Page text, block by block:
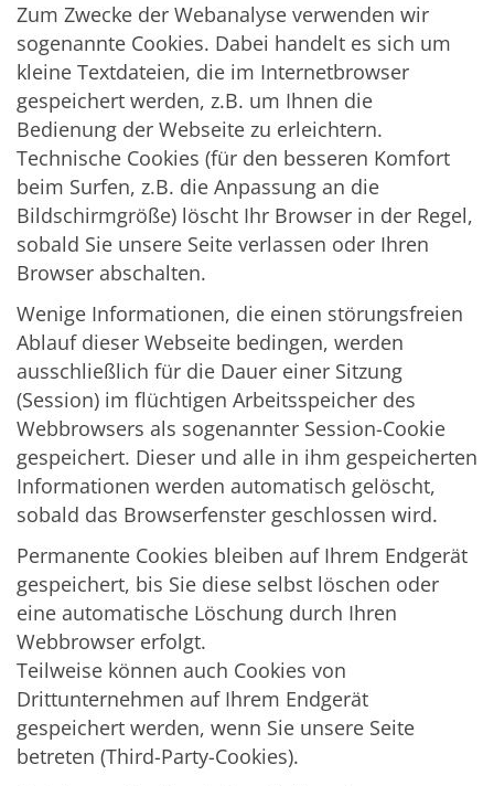
Zum Zwecke der Webanalyse verwenden wir
sogenannte Cookies. Dabei handelt es sich um
kleine Textdateien, die im Internetbrowser
gespeichert werden, z.B. um Ihnen die
Bedienung der Webseite zu erleichtern.
Technische Cookies (für den besseren Komfort
beim Surfen, z.B. die Anpassung an die
Bildschirmgröße) löscht Ihr Browser in der Regel,
sobald Sie unsere Seite verlassen oder Ihren
Browser abschalten.
Wenige Informationen, die einen störungsfreien
Ablauf dieser Webseite bedingen, werden
ausschließlich für die Dauer einer Sitzung
(Session) im flüchtigen Arbeitsspeicher des
Webbrowsers als sogenannter Session-Cookie
gespeichert. Dieser und alle in ihm gespeicherten
Informationen werden automatisch gelöscht,
sobald das Browserfenster geschlossen wird.
Permanente Cookies bleiben auf Ihrem Endgerät
gespeichert, bis Sie diese selbst löschen oder
eine automatische Löschung durch Ihren
Webbrowser erfolgt.
Teilweise können auch Cookies von
Drittunternehmen auf Ihrem Endgerät
gespeichert werden, wenn Sie unsere Seite
betreten (Third-Party-Cookies).